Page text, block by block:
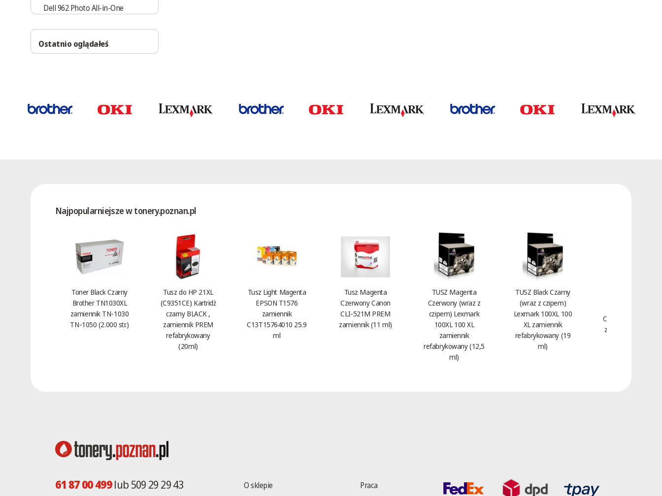
Dell 962 Photo All-in-One
Printer
Printer
Dell A940 All-in-One Inkjet
Dell V105 All-in-One
Colour Printer
Dell V305W All-in-One Inkjet
Colour Printer
Dell V313 All-in-One
Dell V313W All-in-One Wireless
Dell V505 All-in-One
Ostatnio oglądałeś
Najpopularniejsze w tonery.poznan.pl
Toner Black Czarny
Brother TN1030XL
zamiennik TN-1030
TN-1050 (2.000 str.)
Tusz do HP 21XL
(C9351CE) Kartridż
czarny BLACK ,
zamiennik PREM
refabrykowany
(20ml)
Tusz Light Magenta
EPSON T1576
zamiennik
C13T15764010 25.9
ml
Tusz Magenta
Czerwony Canon
CLI-521M PREM
zamiennik (11 ml)
TUSZ Magenta
Czerwony (wraz z
czipem) Lexmark
100XL 100 XL
zamiennik
refabrykowany (12,5
ml)
TUSZ Black Czarny
(wraz z czipem)
Lexmark 100XL 100
XL zamiennik
refabrykowany (19
ml)
Czerwony HP 312A
zamiennik CF383A
61 87 00 499lub 509 29 29 43
O sklepie
Praca